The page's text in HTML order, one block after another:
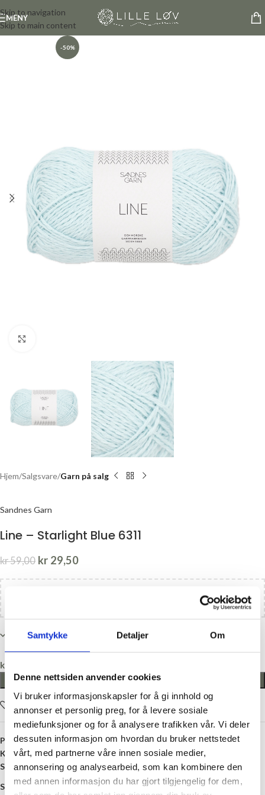
Samtykke Detaljer Om
Denne nettsiden anvender cookies
Vi bruker informasjonskapsler for å gi innhold og
annonser et personlig preg, for å levere sosiale
mediefunksjoner og for å analysere trafikken vår. Vi deler
dessuten informasjon om hvordan du bruker nettstedet
vårt, med partnerne våre innen sosiale medier,
annonsering og analysearbeid, som kan kombinere den
med annen informasjon du har gjort tilgjengelig for dem,
Skip to navigation
Skip to main content
MENY
-50%
Hjem Salgsvare Garn på salg
Sandnes Garn
Line – Starlight Blue 6311
kr59,00 kr 29,50
i handlekurven og få gratis frakt!
Kun 1 på lager
kr
LEGG I HANDLEKURV
Produktnummer:SG-31166311
Kategori:Garn på salg
Stikkord:Bambus,Blå, Bomull,Lin,Line,Turkis,Viskose
Share: